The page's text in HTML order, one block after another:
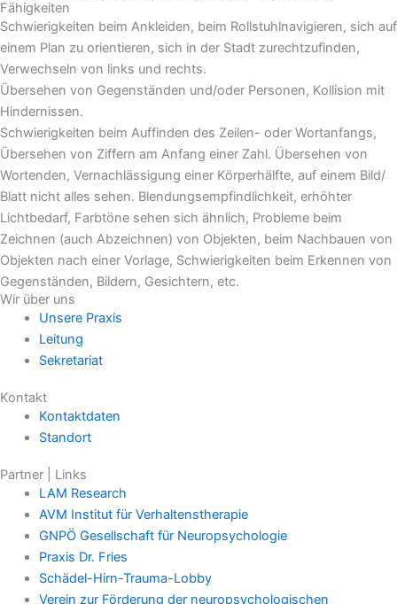
Fähigkeiten
Schwierigkeiten beim Ankleiden, beim Rollstuhlnavigieren, sich auf
einem Plan zu orientieren, sich in der Stadt zurechtzufinden,
Verwechseln von links und rechts.
Übersehen von Gegenständen und/oder Personen, Kollision mit
Hindernissen.
Schwierigkeiten beim Auffinden des Zeilen- oder Wortanfangs,
Übersehen von Ziffern am Anfang einer Zahl. Übersehen von
Wortenden, Vernachlässigung einer Körperhälfte, auf einem Bild/
Blatt nicht alles sehen. Blendungsempfindlichkeit, erhöhter
Lichtbedarf, Farbtöne sehen sich ähnlich, Probleme beim
Zeichnen (auch Abzeichnen) von Objekten, beim Nachbauen von
Objekten nach einer Vorlage, Schwierigkeiten beim Erkennen von
Gegenständen, Bildern, Gesichtern, etc.
Wir über uns
Unsere Praxis
Leitung
Sekretariat
Kontakt
Kontaktdaten
Standort
Partner | Links
LAM Research
AVM Institut für Verhaltenstherapie
GNPÖ Gesellschaft für Neuropsychologie
Praxis Dr. Fries
Schädel-Hirn-Trauma-Lobby
Verein zur Förderung der neuropsychologischen